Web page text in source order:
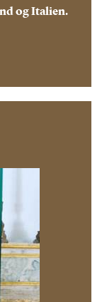
og Italien.